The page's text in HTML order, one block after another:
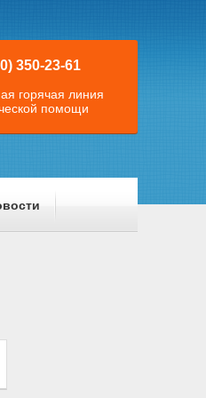
350-23-61
горячая линия
помощи